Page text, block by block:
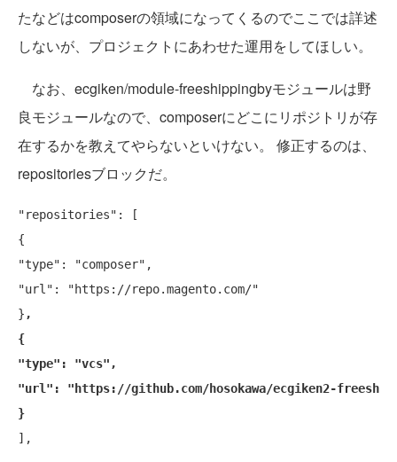
たなどはcomposerの領域になってくるのでここでは詳述
しないが、プロジェクトにあわせた運用をしてほしい。
なお、ecgiken/module-freeshippingbyモジュールは野
良モジュールなので、composerにどこにリポジトリが存
在するかを教えてやらないといけない。 修正するのは、
repositoriesブロックだ。
"repositories": [
{
"type": "composer",
"url": "https://repo.magento.com/"
} ,
{
"type": "vcs",
"url": "https://github.com/hosokawa/ecgiken2-
}